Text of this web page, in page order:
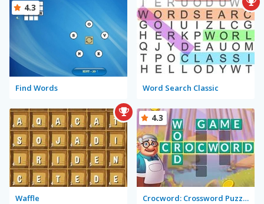
Find Words
4.3
Word Search Classic
Waffle Crocword: Crossword Puzzle Game
4.3